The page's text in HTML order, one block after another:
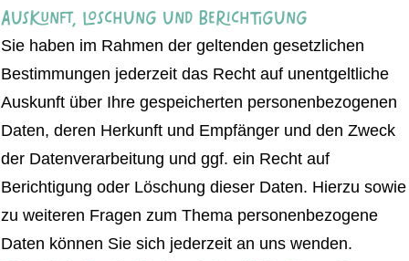
Auskunft, Löschung und Berichtigung
Sie haben im Rahmen der geltenden gesetzlichen
Bestimmungen jederzeit das Recht auf unentgeltliche
Auskunft über Ihre gespeicherten personenbezogenen
Daten, deren Herkunft und Empfänger und den Zweck
der Datenverarbeitung und ggf. ein Recht auf
Berichtigung oder Löschung dieser Daten. Hierzu sowie
zu weiteren Fragen zum Thema personenbezogene
Daten können Sie sich jederzeit an uns wenden.